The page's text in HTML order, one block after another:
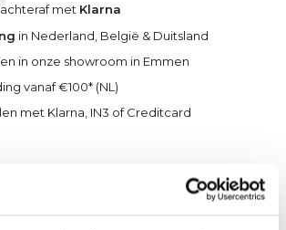
met Klarna
in Nederland, België & Duitsland
in onze showroom in Emmen
vanaf €100* (NL)
met Klarna, IN3 of Creditcard